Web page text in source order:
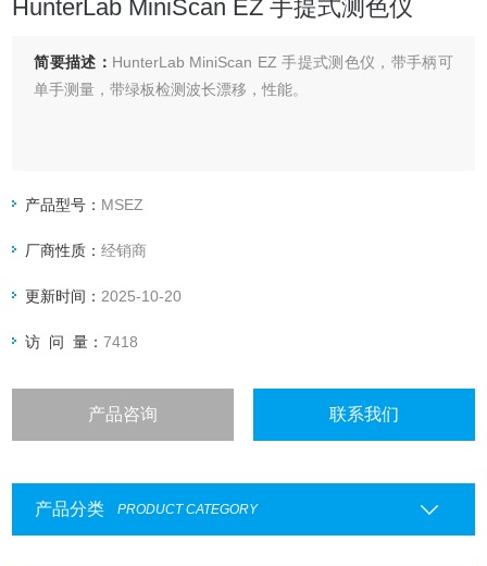
HunterLab MiniScan EZ 手提式测色仪
简要描述： HunterLab MiniScan EZ 手提式测色仪，带手柄可
单手测量，带绿板检测波长漂移，性能。
产品型号： MSEZ
厂商性质：经销商
更新时间： 2025-10-20
访 问 量：7418
产品咨询 联系我们
产品分类 PRODUCT CATEGORY